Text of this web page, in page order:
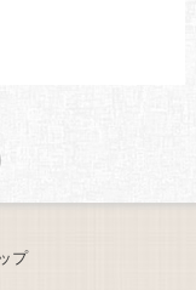
プ